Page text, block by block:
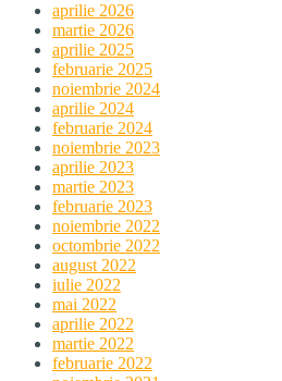
aprilie 2026
martie 2026
aprilie 2025
februarie 2025
noiembrie 2024
aprilie 2024
februarie 2024
noiembrie 2023
aprilie 2023
martie 2023
februarie 2023
noiembrie 2022
octombrie 2022
august 2022
iulie 2022
mai 2022
aprilie 2022
martie 2022
februarie 2022